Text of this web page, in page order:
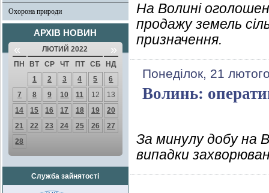
Охорона природи
АРХІВ НОВИН
« ЛЮТИЙ 2022 »
ПН ВТ СР ЧТ ПТ СБ
НД
1
2 3 4 5
6
7
8 9 10 11 12
13
14
15 16 17 18 19
20
21
22 23 24 25 26
27
28
Служба зайнятості
На Волині
продажу земель
призначення.
Понеділок, 21
Волинь:
За минулу добу на
випадки